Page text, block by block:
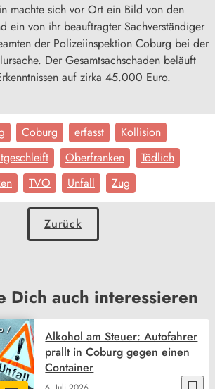
machte sich vor Ort ein Bild von den
ein von ihr beauftragter Sachverständiger
der Polizeiinspektion Coburg bei der
Der Gesamtsachschaden beläuft
auf zirka 45.000 Euro.
Coburg erfasst
Kollision
Oberfranken
Tödlich
TVO Unfall Zug
Zurück
Dich auch interessieren
/
Alkohol am Steuer: Autofahrer
prallt in Coburg gegen einen
Container